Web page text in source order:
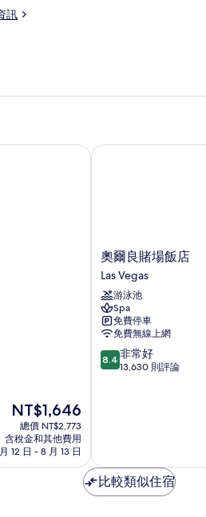
訊
現
在
價
格
為
NT$1,646
總價 NT$2,773
含稅金和其他費用
12 日 - 8 月 13 日
奧
爾
良
賭
場
飯
店
Las
Vegas
奧爾良賭場飯店
Las Vegas
游泳池
Spa
免費停車
免費無線上網
8.4
分，
好，
13,630
則
8.4 非常好
13,630 則評論
奧爾良賭場飯店
比較類似住宿